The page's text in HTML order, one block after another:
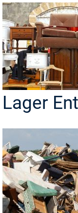
Lager